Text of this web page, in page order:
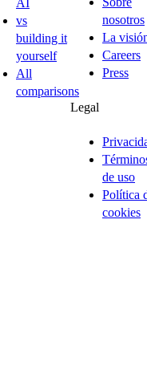
AI
vs
building it
yourself
All
comparisons
nosotros
La
Careers
Press
Legal
de uso
Política
cookies